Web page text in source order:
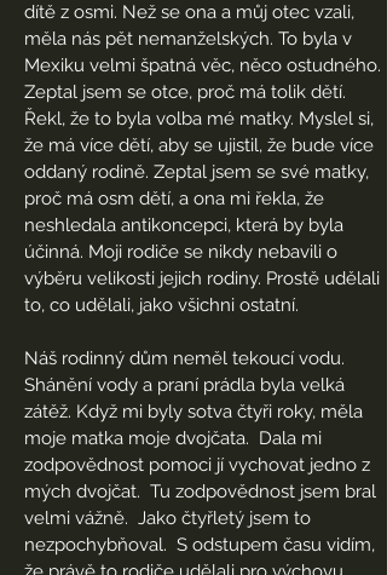
dítě z osmi. Než se ona a můj otec vzali,
měla nás pět nemanželských. To byla v
Mexiku velmi špatná věc, něco ostudného.
Zeptal jsem se otce, proč má tolik dětí.
Řekl, že to byla volba mé matky. Myslel si,
že má více dětí, aby se ujistil, že bude více
oddaný rodině. Zeptal jsem se své matky,
proč má osm dětí, a ona mi řekla, že
neshledala antikoncepci, která by byla
účinná. Moji rodiče se nikdy nebavili o
výběru velikosti jejich rodiny. Prostě udělali
to, co udělali, jako všichni ostatní.
Náš rodinný dům neměl tekoucí vodu.
Shánění vody a praní prádla byla velká
zátěž. Když mi byly sotva čtyři roky, měla
moje matka moje dvojčata. Dala mi
zodpovědnost pomoci jí vychovat jedno z
mých dvojčat. Tu zodpovědnost jsem bral
velmi vážně. Jako čtyřletý jsem to
nezpochybňoval. S odstupem času vidím,